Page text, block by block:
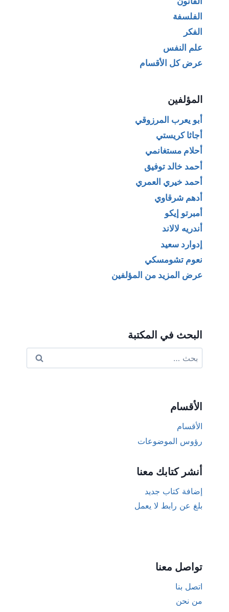
الفلسفة
الفكر
علم النفس
عرض كل الأقسام
المؤلفين
أبو يعرب المرزوقي
أجاثا كريستي
أحلام مستغانمي
أحمد خالد توفيق
أحمد خيري العمري
أدهم شرقاوي
أمبرتو إيكو
أندريه لالاند
إدوارد سعيد
نعوم تشومسكي
عرض المزيد من المؤلفين
البحث في المكتبة
عن:
الأقسام
الأقسام
رؤوس الموضوعات
أنشر كتابك معنا
إضافة كتاب جديد
بلغ عن رابط لا يعمل
تواصل معنا
اتصل بنا
من نحن